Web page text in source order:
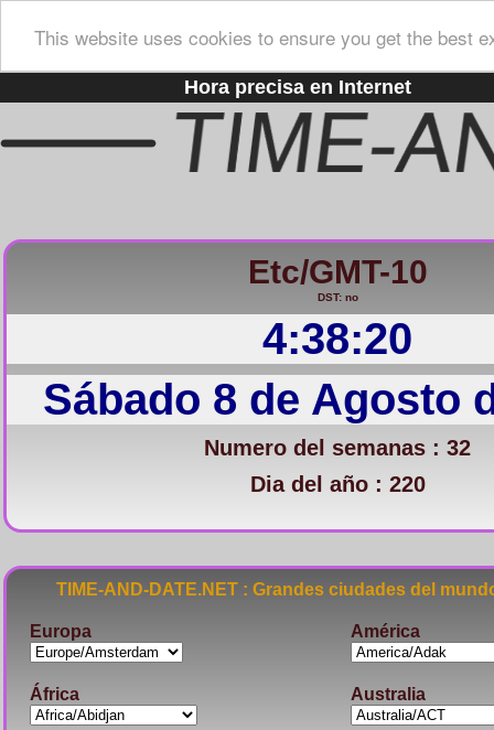
This website uses cookies to ensure you get the best
Hora precisa en Internet
Etc/GMT-10
DST: no
4:38:21
Sábado 8 de Agosto
Numero del semanas : 32
Dia del año : 220
TIME-AND-DATE.NET : Grandes ciudades del
Europa América
África Australia